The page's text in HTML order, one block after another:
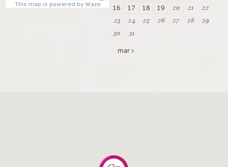
16 17 18 19 20 21
22
23
24 25 26 27 28
29
30
31
mar